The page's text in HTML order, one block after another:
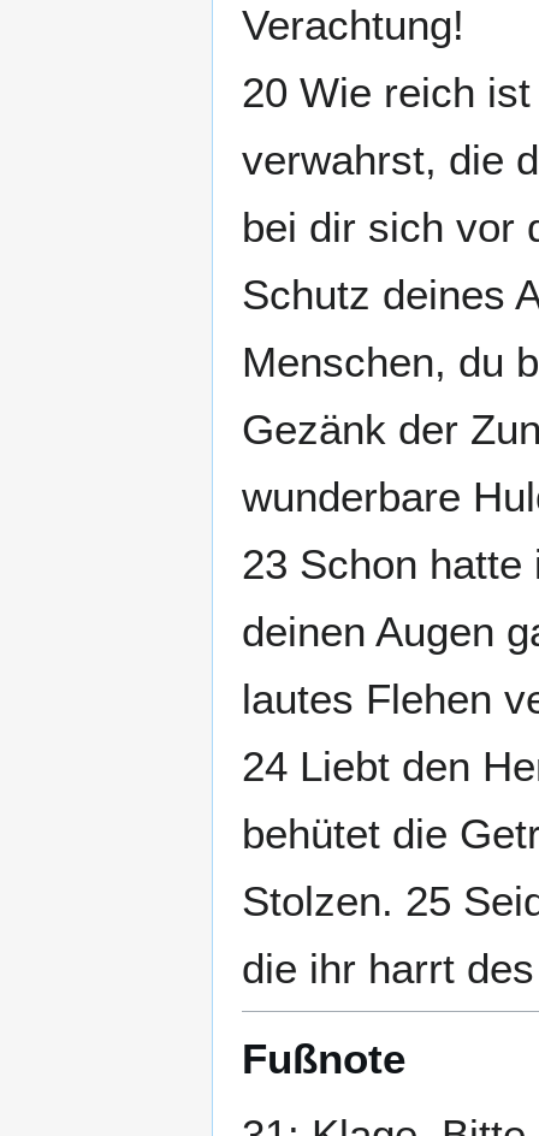
Verachtung!
20 Wie reich
verwahrst, die
bei dir sich vor
Schutz deines
Menschen, du
Gezänk der
wunderbare
23 Schon
deinen Augen
lautes Flehen
24 Liebt den
behütet die
Stolzen. 25
die ihr harrt
Fußnote